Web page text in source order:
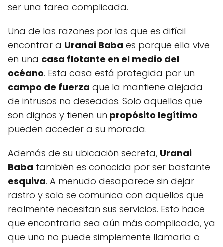
ser una tarea complicada.
Una de las razones por las que es difícil
encontrar a Uranai Baba es porque ella vive
en una casa flotante en el medio del
océano. Esta casa está protegida por un
campo de fuerza que la mantiene alejada
de intrusos no deseados. Solo aquellos que
son dignos y tienen un propósito legítimo
pueden acceder a su morada.
Además de su ubicación secreta, Uranai
Baba también es conocida por ser bastante
esquiva. A menudo desaparece sin dejar
rastro y solo se comunica con aquellos que
realmente necesitan sus servicios. Esto hace
que encontrarla sea aún más complicado, ya
que uno no puede simplemente llamarla o